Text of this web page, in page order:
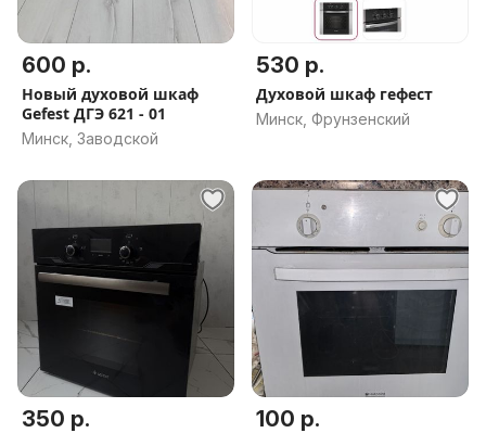
600 р.
Новый духовой шкаф
Gefest ДГЭ 621 - 01
Минск, Заводской
530 р.
Духовой шкаф гефест
Минск, Фрунзенский
350 р. 100 р.